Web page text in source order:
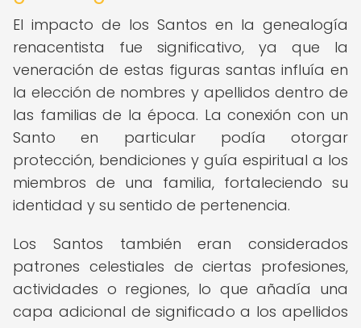
El impacto de los Santos en la genealogía
renacentista fue significativo, ya que la
veneración de estas figuras santas influía en
la elección de nombres y apellidos dentro de
las familias de la época. La conexión con un
Santo en particular podía otorgar
protección, bendiciones y guía espiritual a los
miembros de una familia, fortaleciendo su
identidad y su sentido de pertenencia.
Los Santos también eran considerados
patrones celestiales de ciertas profesiones,
actividades o regiones, lo que añadía una
capa adicional de significado a los apellidos